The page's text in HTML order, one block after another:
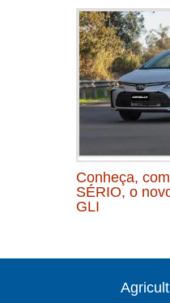
Conheça,
SÉRIO, o
GLI